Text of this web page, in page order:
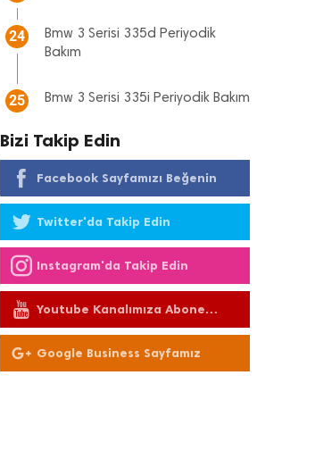
24
Bmw 3 Serisi 335d Periyodik
Bakım
25 Bmw 3 Serisi 335i Periyodik Bakım
Bizi Takip Edin
Facebook Sayfamızı Beğenin
Twitter'da Takip Edin
Instagram'da Takip Edin
Youtube Kanalımıza Abone
Olun
Google Business Sayfamız